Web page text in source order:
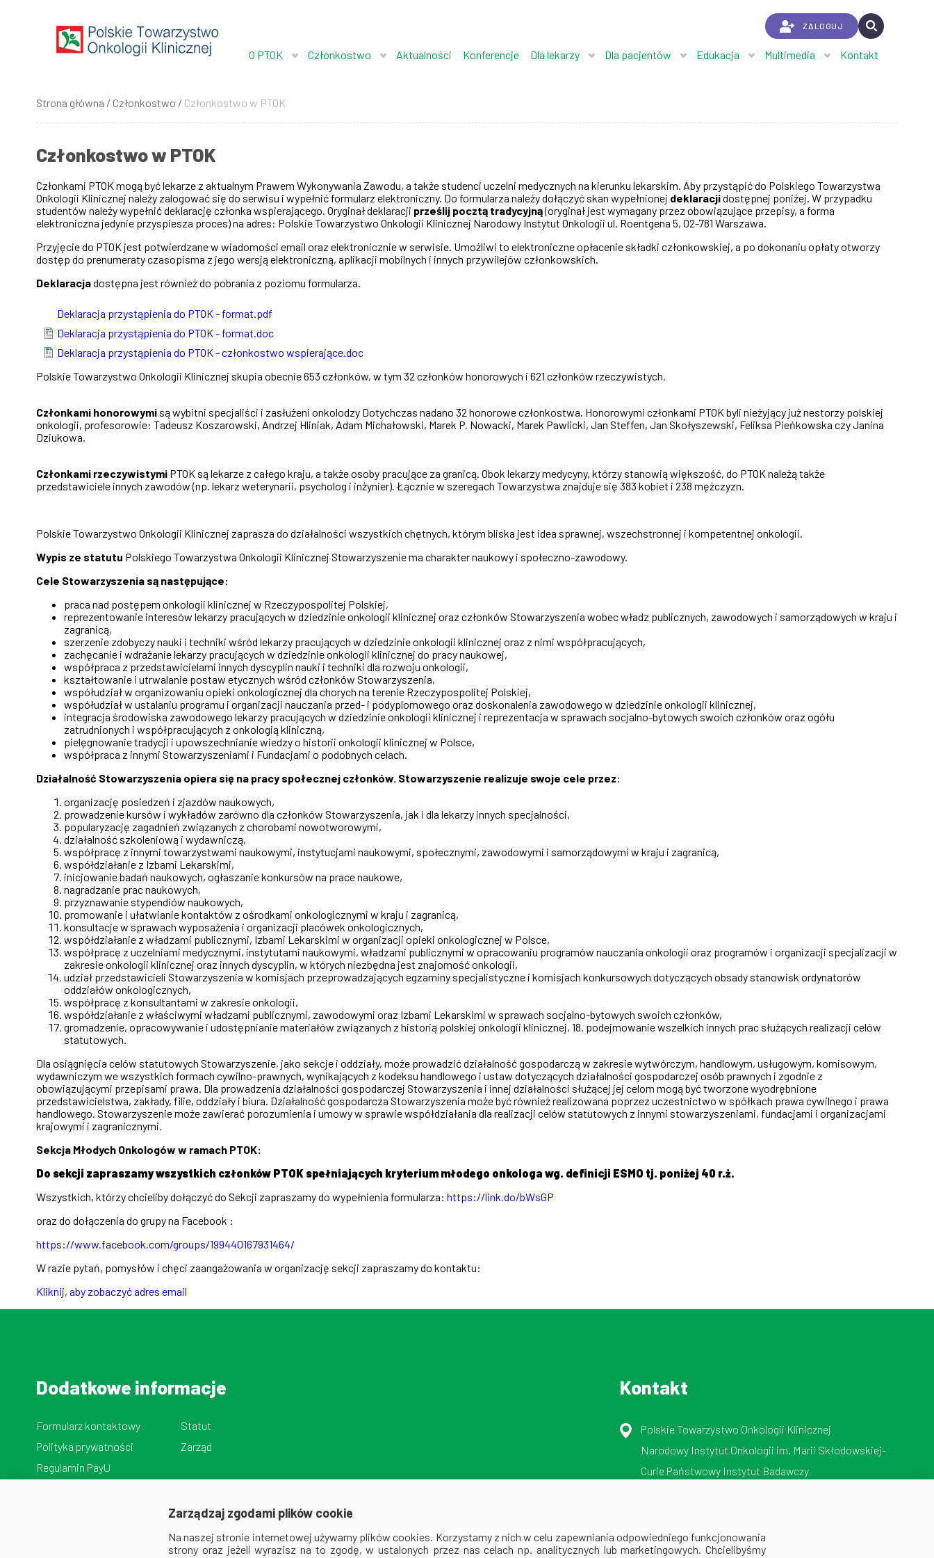
ZALOGUJ
O PTOK Członkostwo Aktualności Konferencje Dla lekarzy Dla pacjentów Edukacja Multimedia Kontakt
Ścieżka
nawigacyjna
Strona główna Członkostwo Członkostwo w PTOK
Członkostwo w PTOK
Członkami PTOK mogą być lekarze z aktualnym Prawem Wykonywania Zawodu, a także studenci uczelni medycznych na kierunku lekarskim. Aby przystąpić do Polskiego Towarzystwa
Onkologii Klinicznej należy zalogować się do serwisu i wypełnić formularz elektroniczny. Do formularza należy dołączyć skan wypełnionej deklaracjidostępnej poniżej. W przypadku
studentów należy wypełnić deklarację członka wspierającego. Oryginał deklaracji prześlij pocztą tradycyjną(oryginał jest wymagany przez obowiązujące przepisy, a forma
elektroniczna jedynie przyspiesza proces) na adres: Polskie Towarzystwo Onkologii Klinicznej Narodowy Instytut Onkologii ul. Roentgena 5, 02-781 Warszawa.
Przyjęcie do PTOK jest potwierdzane w wiadomości email oraz elektronicznie w serwisie. Umożliwi to elektroniczne opłacenie składki członkowskiej, a po dokonaniu opłaty otworzy
dostęp do prenumeraty czasopisma z jego wersją elektroniczną, aplikacji mobilnych i innych przywilejów członkowskich.
Deklaracjadostępna jest również do pobrania z poziomu formularza.
Deklaracja przystąpienia do PTOK - format.pdf
Deklaracja przystąpienia do PTOK - format.doc
Deklaracja przystąpienia do PTOK - członkostwo wspierające.doc
Polskie Towarzystwo Onkologii Klinicznej skupia obecnie 653 członków, w tym 32 członków honorowych i 621 członków rzeczywistych.
Członkami honorowymi są wybitni specjaliści i zasłużeni onkolodzy Dotychczas nadano 32 honorowe członkostwa. Honorowymi członkami PTOK byli nieżyjący już nestorzy polskiej
onkologii, profesorowie: Tadeusz Koszarowski, Andrzej Hliniak, Adam Michałowski, Marek P. Nowacki, Marek Pawlicki, Jan Steffen, Jan Skołyszewski, Feliksa Pieńkowska czy Janina
Dziukowa.
Członkami rzeczywistymi PTOK są lekarze z całego kraju, a także osoby pracujące za granicą. Obok lekarzy medycyny, którzy stanowią większość, do PTOK należą także
przedstawiciele innych zawodów (np. lekarz weterynarii, psycholog i inżynier). Łącznie w szeregach Towarzystwa znajduje się 383 kobiet i 238 mężczyzn.
Polskie Towarzystwo Onkologii Klinicznej zaprasza do działalności wszystkich chętnych, którym bliska jest idea sprawnej, wszechstronnej i kompetentnej onkologii.
Wypis ze statutu Polskiego Towarzystwa Onkologii Klinicznej Stowarzyszenie ma charakter naukowy i społeczno-zawodowy.
Cele Stowarzyszenia są następujące:
praca nad postępem onkologii klinicznej w Rzeczypospolitej Polskiej,
reprezentowanie interesów lekarzy pracujących w dziedzinie onkologii klinicznej oraz członków Stowarzyszenia wobec władz publicznych, zawodowych i samorządowych w kraju i
zagranicą,
szerzenie zdobyczy nauki i techniki wśród lekarzy pracujących w dziedzinie onkologii klinicznej oraz z nimi współpracujących,
zachęcanie i wdrażanie lekarzy pracujących w dziedzinie onkologii klinicznej do pracy naukowej,
współpraca z przedstawicielami innych dyscyplin nauki i techniki dla rozwoju onkologii,
kształtowanie i utrwalanie postaw etycznych wśród członków Stowarzyszenia,
współudział w organizowaniu opieki onkologicznej dla chorych na terenie Rzeczypospolitej Polskiej,
współudział w ustalaniu programu i organizacji nauczania przed- i podyplomowego oraz doskonalenia zawodowego w dziedzinie onkologii klinicznej,
integracja środowiska zawodowego lekarzy pracujących w dziedzinie onkologii klinicznej i reprezentacja w sprawach socjalno-bytowych swoich członków oraz ogółu
zatrudnionych i współpracujących z onkologią kliniczną,
pielęgnowanie tradycji i upowszechnianie wiedzy o historii onkologii klinicznej w Polsce,
współpraca z innymi Stowarzyszeniami i Fundacjami o podobnych celach.
Działalność Stowarzyszenia opiera się na pracy społecznej członków. Stowarzyszenie realizuje swoje cele przez:
organizację posiedzeń i zjazdów naukowych,
prowadzenie kursów i wykładów zarówno dla członków Stowarzyszenia, jak i dla lekarzy innych specjalności,
popularyzację zagadnień związanych z chorobami nowotworowymi,
działalność szkoleniową i wydawniczą,
współpracę z innymi towarzystwami naukowymi, instytucjami naukowymi, społecznymi, zawodowymi i samorządowymi w kraju i zagranicą,
współdziałanie z Izbami Lekarskimi,
inicjowanie badań naukowych, ogłaszanie konkursów na prace naukowe,
nagradzanie prac naukowych,
przyznawanie stypendiów naukowych,
promowanie i ułatwianie kontaktów z ośrodkami onkologicznymi w kraju i zagranicą,
konsultacje w sprawach wyposażenia i organizacji placówek onkologicznych,
współdziałanie z władzami publicznymi, Izbami Lekarskimi w organizacji opieki onkologicznej w Polsce,
współpracę z uczelniami medycznymi, instytutami naukowymi, władzami publicznymi w opracowaniu programów nauczania onkologii oraz programów i organizacji specjalizacji w
zakresie onkologii klinicznej oraz innych dyscyplin, w których niezbędna jest znajomość onkologii,
udział przedstawicieli Stowarzyszenia w komisjach przeprowadzających egzaminy specjalistyczne i komisjach konkursowych dotyczących obsady stanowisk ordynatorów
oddziałów onkologicznych,
współpracę z konsultantami w zakresie onkologii,
współdziałanie z właściwymi władzami publicznymi, zawodowymi oraz Izbami Lekarskimi w sprawach socjalno-bytowych swoich członków,
gromadzenie, opracowywanie i udostępnianie materiałów związanych z historią polskiej onkologii klinicznej, 18. podejmowanie wszelkich innych prac służących realizacji celów
statutowych.
Dla osiągnięcia celów statutowych Stowarzyszenie, jako sekcje i oddziały, może prowadzić działalność gospodarczą w zakresie wytwórczym, handlowym, usługowym, komisowym,
wydawniczym we wszystkich formach cywilno-prawnych, wynikających z kodeksu handlowego i ustaw dotyczących działalności gospodarczej osób prawnych i zgodnie z
obowiązującymi przepisami prawa. Dla prowadzenia działalności gospodarczej Stowarzyszenia i innej działalności służącej jej celom mogą być tworzone wyodrębnione
przedstawicielstwa, zakłady, filie, oddziały i biura. Działalność gospodarcza Stowarzyszenia może być również realizowana poprzez uczestnictwo w spółkach prawa cywilnego i prawa
handlowego. Stowarzyszenie może zawierać porozumienia i umowy w sprawie współdziałania dla realizacji celów statutowych z innymi stowarzyszeniami, fundacjami i organizacjami
krajowymi i zagranicznymi.
Sekcja Młodych Onkologów w ramach PTOK:
Do sekcji zapraszamy wszystkich członków PTOK spełniających kryterium młodego onkologa wg. definicji ESMO tj. poniżej 40 r.ż.
Wszystkich, którzy chcieliby dołączyć do Sekcji zapraszamy do wypełnienia formularza: https://link.do/bWsGP
oraz do dołączenia do grupy na Facebook :
https://www.facebook.com/groups/199440167931464/
W razie pytań, pomysłów i chęci zaangażowania w organizację sekcji zapraszamy do kontaktu:
Kliknij, aby zobaczyć adres email
Dodatkowe informacje
Formularz kontaktowy
Polityka prywatności
Regulamin PayU
Statut
Zarząd
Kontakt
Polskie Towarzystwo Onkologii Klinicznej
Narodowy Instytut Onkologii im. Marii Skłodowskiej-
Curie Państwowy Instytut Badawczy
Zarządzaj zgodami plików cookie
Na naszej stronie internetowej używamy plików cookies. Korzystamy z nich w celu zapewniania odpowiedniego funkcjonowania
strony oraz jeżeli wyrazisz na to zgodę, w ustalonych przez nas celach np. analitycznych lub marketingowych. Chcielibyśmy